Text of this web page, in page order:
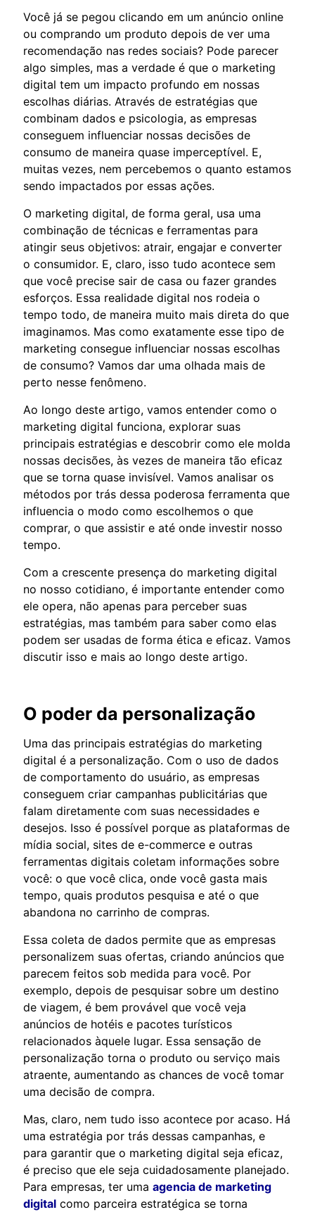
Você já se pegou clicando em um anúncio online
ou comprando um produto depois de ver uma
recomendação nas redes sociais? Pode parecer
algo simples, mas a verdade é que o marketing
digital tem um impacto profundo em nossas
escolhas diárias. Através de estratégias que
combinam dados e psicologia, as empresas
conseguem influenciar nossas decisões de
consumo de maneira quase imperceptível. E,
muitas vezes, nem percebemos o quanto estamos
sendo impactados por essas ações.
O marketing digital, de forma geral, usa uma
combinação de técnicas e ferramentas para
atingir seus objetivos: atrair, engajar e converter
o consumidor. E, claro, isso tudo acontece sem
que você precise sair de casa ou fazer grandes
esforços. Essa realidade digital nos rodeia o
tempo todo, de maneira muito mais direta do que
imaginamos. Mas como exatamente esse tipo de
marketing consegue influenciar nossas escolhas
de consumo? Vamos dar uma olhada mais de
perto nesse fenômeno.
Ao longo deste artigo, vamos entender como o
marketing digital funciona, explorar suas
principais estratégias e descobrir como ele molda
nossas decisões, às vezes de maneira tão eficaz
que se torna quase invisível. Vamos analisar os
métodos por trás dessa poderosa ferramenta que
influencia o modo como escolhemos o que
comprar, o que assistir e até onde investir nosso
tempo.
Com a crescente presença do marketing digital
no nosso cotidiano, é importante entender como
ele opera, não apenas para perceber suas
estratégias, mas também para saber como elas
podem ser usadas de forma ética e eficaz. Vamos
discutir isso e mais ao longo deste artigo.
O poder da personalização
Uma das principais estratégias do marketing
digital é a personalização. Com o uso de dados
de comportamento do usuário, as empresas
conseguem criar campanhas publicitárias que
falam diretamente com suas necessidades e
desejos. Isso é possível porque as plataformas de
mídia social, sites de e-commerce e outras
ferramentas digitais coletam informações sobre
você: o que você clica, onde você gasta mais
tempo, quais produtos pesquisa e até o que
abandona no carrinho de compras.
Essa coleta de dados permite que as empresas
personalizem suas ofertas, criando anúncios que
parecem feitos sob medida para você. Por
exemplo, depois de pesquisar sobre um destino
de viagem, é bem provável que você veja
anúncios de hotéis e pacotes turísticos
relacionados àquele lugar. Essa sensação de
personalização torna o produto ou serviço mais
atraente, aumentando as chances de você tomar
uma decisão de compra.
Mas, claro, nem tudo isso acontece por acaso. Há
uma estratégia por trás dessas campanhas, e
para garantir que o marketing digital seja eficaz,
é preciso que ele seja cuidadosamente planejado.
Para empresas, ter uma agencia de marketing
digital como parceira estratégica se torna